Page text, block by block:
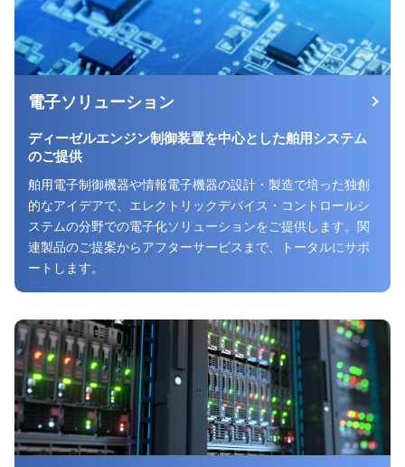
電子ソリューション
ディーゼルエンジン制御装置を中心とした舶用システム
のご提供
舶用電子制御機器や情報電子機器の設計・製造で培った独創
的なアイデアで、エレクトリックデバイス・コントロールシ
ステムの分野での電子化ソリューションをご提供します。関
連製品のご提案からアフターサービスまで、トータルにサポ
ートします。